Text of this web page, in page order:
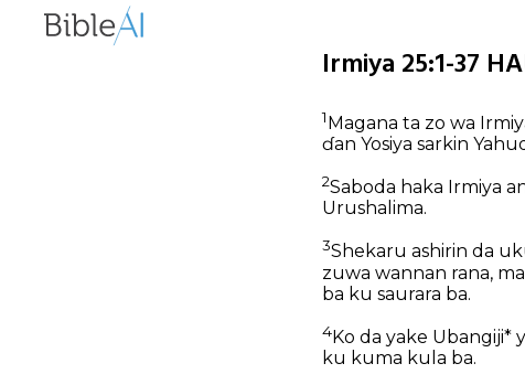
Irmiya 25:1-37
1Magana ta zo wa
ɗan Yosiya sarkin
2Saboda haka Irmiya
Urushalima.
3Shekaru ashirin da
zuwa wannan rana,
ba ku saurara ba.
4Ko da yake Ubangiji*
ku kuma kula ba.